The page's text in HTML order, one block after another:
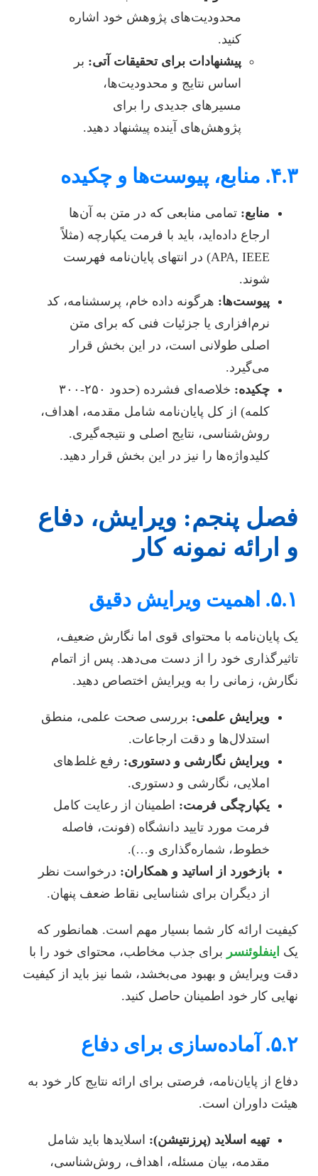
محدودیت‌های پژوهش خود اشاره
کنید.
پیشنهادات برای تحقیقات آتی: بر
اساس نتایج و محدودیت‌ها،
مسیرهای جدیدی را برای
پژوهش‌های آینده پیشنهاد دهید.
۴.۳. منابع، پیوست‌ها و چکیده
منابع: تمامی منابعی که در متن به آن‌ها
ارجاع داده‌اید، باید با فرمت یکپارچه (مثلاً
APA, IEEE) در انتهای پایان‌نامه فهرست
شوند.
پیوست‌ها: هرگونه داده خام، پرسشنامه، کد
نرم‌افزاری یا جزئیات فنی که برای متن
اصلی طولانی است، در این بخش قرار
می‌گیرد.
چکیده:
خلاصه‌ای فشرده (حدود ۲۵۰-۳۰۰
کلمه) از کل پایان‌نامه شامل مقدمه، اهداف،
روش‌شناسی، نتایج اصلی و نتیجه‌گیری.
کلیدواژه‌ها را نیز در این بخش قرار دهید.
فصل پنجم: ویرایش، دفاع
و ارائه نمونه کار
۵.۱. اهمیت ویرایش دقیق
یک پایان‌نامه با محتوای قوی اما نگارش ضعیف،
تاثیرگذاری خود را از دست می‌دهد. پس از اتمام
نگارش، زمانی را به ویرایش اختصاص دهید.
ویرایش علمی: بررسی صحت علمی، منطق
استدلال‌ها و دقت ارجاعات.
ویرایش نگارشی و دستوری: رفع غلط‌های
املایی، نگارشی و دستوری.
یکپارچگی فرمت: اطمینان از رعایت کامل
فرمت مورد تایید دانشگاه (فونت، فاصله
خطوط، شماره‌گذاری و…).
بازخورد از اساتید و همکاران: درخواست نظر
از دیگران برای شناسایی نقاط ضعف پنهان.
کیفیت ارائه کار شما بسیار مهم است. همانطور که
یک اینفلوئنسر برای جذب مخاطب، محتوای خود را با
دقت ویرایش و بهبود می‌بخشد، شما نیز باید از کیفیت
نهایی کار خود اطمینان حاصل کنید.
۵.۲. آماده‌سازی برای دفاع
دفاع از پایان‌نامه، فرصتی برای ارائه نتایج کار خود به
هیئت داوران است.
تهیه اسلاید (پرزنتیشن): اسلایدها باید شامل
مقدمه، بیان مسئله، اهداف، روش‌شناسی،